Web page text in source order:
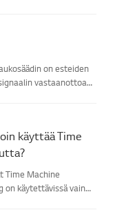
on esteiden
vastaanottoa
käyttää Time
Time Machine
on käytettävissä vain